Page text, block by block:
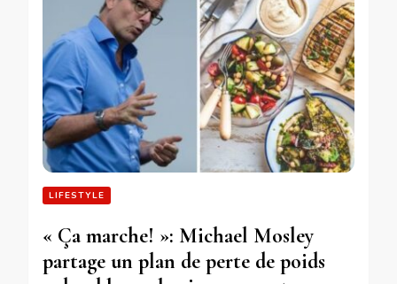
LIFESTYLE
« Ça marche! »: Michael Mosley
partage un plan de perte de poids